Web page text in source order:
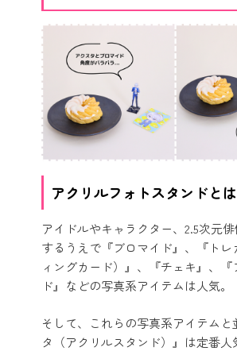
アクリルフォトスタンドとは
アイドルやキャラクター、2.5次元
するうえで『ブロマイド』、『トレ
ィングカード）』、『チェキ』、『
ド』などの写真系アイテムは人気。
そして、これらの写真系アイテムと
タ（アクリルスタンド）』は定番人